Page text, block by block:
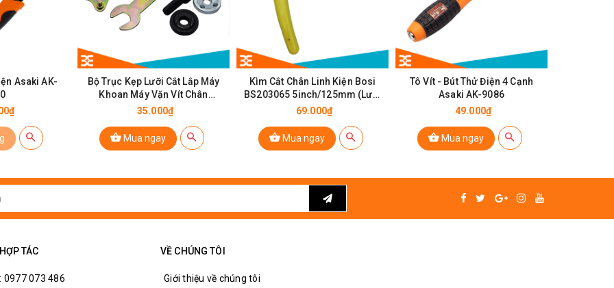
Asaki AK-
Bộ Trục Kẹp Lưỡi Cắt Lắp Máy
Khoan Máy Vặn Vít Chân
10mm
35.000₫
Mua ngay
Kìm Cắt Chân Linh Kiện Bosi
BS203065 5inch/125mm (Lưỡi
Mỏng)
69.000₫
Mua ngay
Tô Vít - Bút Thử Điện 4 Cạnh
Asaki AK-9086
49.000₫
Mua ngay
TÁC
0977 073 486
VỀ CHÚNG TÔI
Giới thiệu về chúng tôi